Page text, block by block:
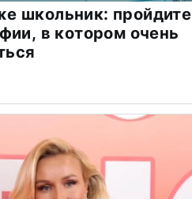
школьник: пройдите
в котором очень